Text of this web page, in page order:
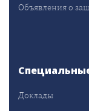
Объявления о
Доклады